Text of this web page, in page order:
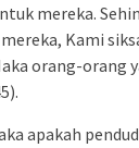
mereka.
Kami
orang-orang
apakah